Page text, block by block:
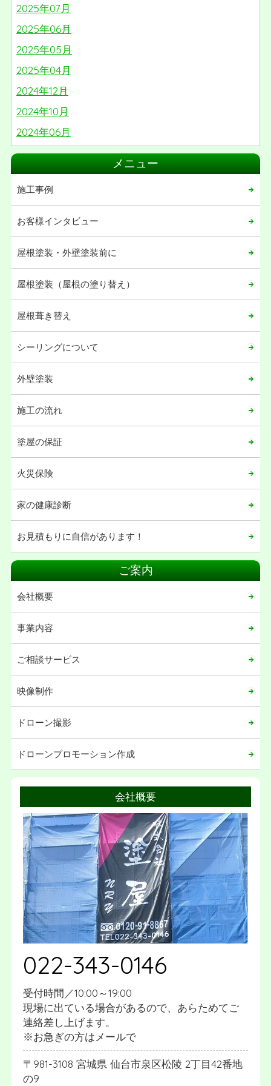
2025年07月
2025年06月
2025年05月
2025年04月
2024年12月
2024年10月
2024年06月
2024年05月
2024年03月
2024年02月
2024年01月
2023年06月
2023年05月
2023年02月
2022年12月
2022年05月
2021年10月
2021年04月
2021年02月
2021年01月
2020年12月
2020年11月
2020年08月
2020年07月
2020年05月
2020年04月
2020年03月
2020年02月
2020年01月
2019年12月
2019年11月
2019年02月
メニュー
施工事例
お客様インタビュー
屋根塗装・外壁塗装前に
屋根塗装（屋根の塗り替え）
屋根葺き替え
シーリングについて
外壁塗装
施工の流れ
塗屋の保証
火災保険
家の健康診断
お見積もりに自信があります！
ご案内
会社概要
事業内容
ご相談サービス
映像制作
ドローン撮影
ドローンプロモーション作成
会社概要
022-343-0146
受付時間／10:00～19:00
現場に出ている場合があるので、あらためてご
連絡差し上げます。
※お急ぎの方はメールで
981-3108 宮城県 仙台市泉区松陵 2丁目42番地
の9